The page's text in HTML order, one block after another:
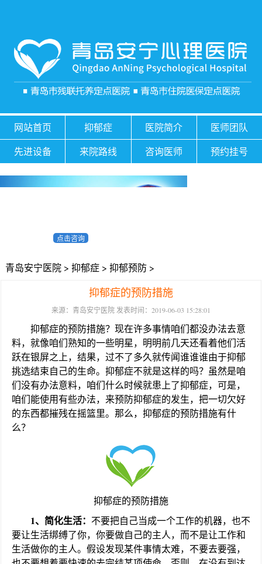
网站首页 抑郁症 医院简介
医师团队
先进设备
来院路线 咨询医师 预约挂号
点击咨询
青岛安宁医院> 抑郁症> 抑郁预防>
抑郁症的预防措施
来源：青岛安宁医院 发表时间：2019-06-03 15:28:01
抑郁症的预防措施？现在许多事情咱们都没办法去意
料，就像咱们熟知的一些明星，明明前几天还看着他们活
跃在银屏之上，结果，过不了多久就传闻谁谁谁由于抑郁
挑选结束自己的生命。抑郁症不就是这样的吗？虽然是咱
们没有办法意料，咱们什么时候就患上了抑郁症，可是，
咱们能使用有些办法，来预防抑郁症的发生，把一切欠好
的东西都摧残在摇篮里。那么，抑郁症的预防措施有什
么？
抑郁症的预防措施
1、简化生活： 不要把自己当成一个工作的机器，也不
要让生活绑缚了你，你要做自己的主人，而不是让工作和
生活做你的主人。假设发现某件事情太难，不要去要强，